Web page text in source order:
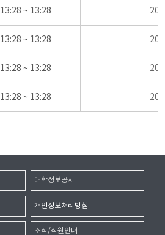
13:28 ~ 13:28
13:28 ~ 13:28
13:28 ~ 13:28
13:28 ~ 13:28
대학정보공시
개인정보처리방침
조직/직원안내